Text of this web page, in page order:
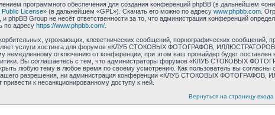
программного обеспечения для создания конференций phpBB (в дальнейшем
License» (в дальнейшем «GPL»). Скачать его можно по адресу www.phpbb.com.
phpBB Group не несёт ответственности за то, что администрация конференций
по адресу https://www.phpbb.com/.
угрожающих, клеветнических сообщений, порнографических сообщений,
услуги хостинга для форумов «КЛУБ СТОКОВЫХ ФОТОГРАФОВ,
немедленному отключению от конференции, при этом ваш провайдер будет
Вы соглашаетесь с тем, что администраторы форумов «КЛУБ СТОКОВЫХ
любую тему в любое время по своему усмотрению. Как пользователь вы
вашего разрешения, ни администрация конференции «КЛУБ СТОКОВЫХ
к несанкционированному доступу к ней.
Вернуться на страницу входа